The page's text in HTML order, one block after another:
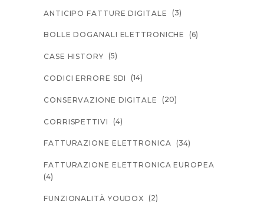
ANTICIPO FATTURE DIGITALE (3)
BOLLE DOGANALI ELETTRONICHE (6)
CASE HISTORY (5)
CODICI ERRORE SDI (14)
CONSERVAZIONE DIGITALE (20)
CORRISPETTIVI (4)
FATTURAZIONE ELETTRONICA (34)
FATTURAZIONE ELETTRONICA EUROPEA
(4)
FUNZIONALITÀ YOUDOX (2)